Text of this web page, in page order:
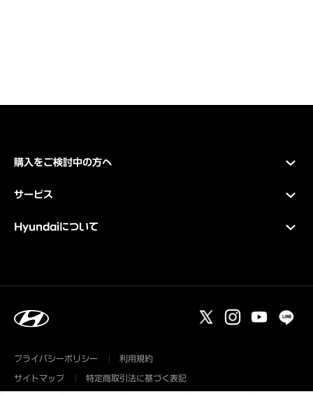
購入をご検討中の方へ
サービス
Hyundaiについて
プライバシーポリシー
利用規約
サイトマップ
特定商取引法に基づく表記